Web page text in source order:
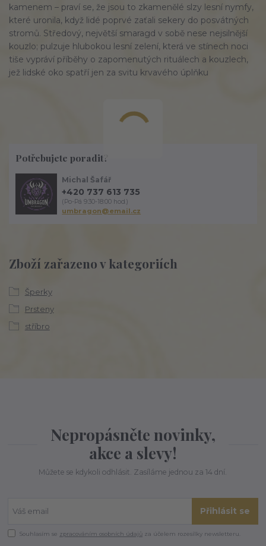
kamenem – praví se, že jsou to zkamenělé slzy lesní nymfy,
které uronila, když lidé poprvé zaťali sekery do posvátných
stromů. Středový, největší smaragd v sobě nese nejsilnější
kouzlo; pulzuje hlubokou lesní zelení, která ve stínech noci
tiše vypráví příběhy o zapomenutých rituálech a kouzlech,
jež lidské oko spatří jen za svitu krvavého úplňku
Zboží zařazeno v kategoriích
Šperky
Prsteny
stříbro
Potřebujete poradit?
Michal Šafář
+420 737 613 735
(Po-Pá 9:30-18:00 hod.)
umbragon@email.cz
Nepropásněte novinky,
akce a slevy!
Můžete se kdykoli odhlásit. Zasíláme jednou za 14 dní.
Přihlásit se
Souhlasím se zpracováním osobních údajů za účelem rozesílky newsletteru.